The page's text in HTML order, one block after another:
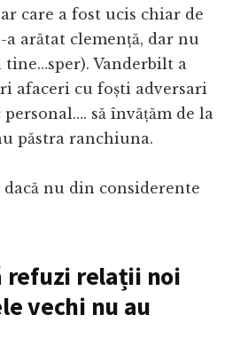
care a fost ucis chiar de
a arătat clemență, dar nu
tine…sper). Vanderbilt a
afaceri cu foști adversari
să învățăm de la
păstra ranchiuna.
nu din considerente
refuzi relații noi
vechi nu au